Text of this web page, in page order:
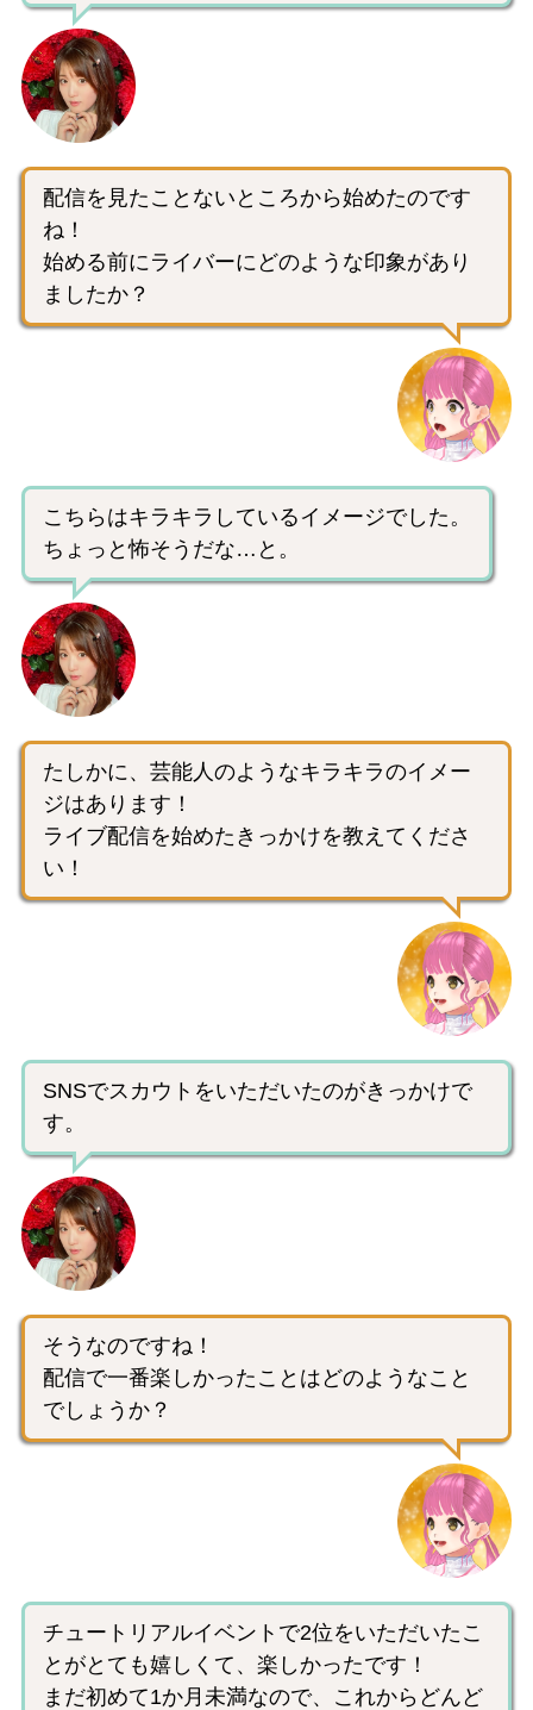
配信を見たことないところから始めたのです
ね！
始める前にライバーにどのような印象があり
ましたか？
こちらはキラキラしているイメージでした。
ちょっと怖そうだな…と。
たしかに、芸能人のようなキラキラのイメー
ジはあります！
ライブ配信を始めたきっかけを教えてくださ
い！
SNSでスカウトをいただいたのがきっかけで
す。
そうなのですね！
配信で一番楽しかったことはどのようなこと
でしょうか？
チュートリアルイベントで2位をいただいたこ
とがとても嬉しくて、楽しかったです！
まだ初めて1か月未満なので、これからどんど